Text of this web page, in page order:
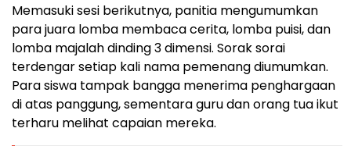
Memasuki sesi berikutnya, panitia mengumumkan
para juara lomba membaca cerita, lomba puisi, dan
lomba majalah dinding 3 dimensi. Sorak sorai
terdengar setiap kali nama pemenang diumumkan.
Para siswa tampak bangga menerima penghargaan
di atas panggung, sementara guru dan orang tua ikut
terharu melihat capaian mereka.